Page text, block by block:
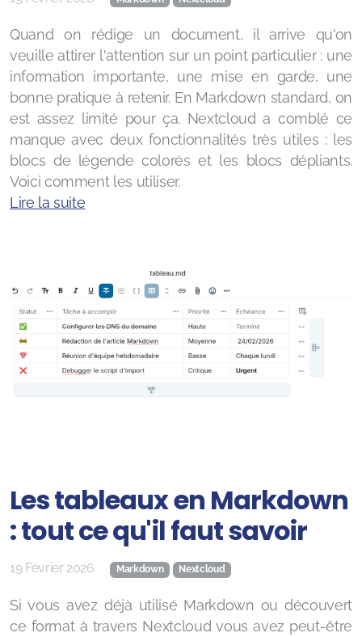
Quand on rédige un document, il arrive qu'on
veuille attirer l'attention sur un point particulier : une
information importante, une mise en garde, une
bonne pratique à retenir. En Markdown standard, on
est assez limité pour ça. Nextcloud a comblé ce
manque avec deux fonctionnalités très utiles : les
blocs de légende colorés et les blocs dépliants.
Voici comment les utiliser.
Lire la suite
Les tableaux en Markdown
: tout ce qu'il faut savoir
19 Février 2026 Markdown Nextcloud
Si vous avez déjà utilisé Markdown ou découvert
ce format à travers Nextcloud vous avez peut-être
quotidien